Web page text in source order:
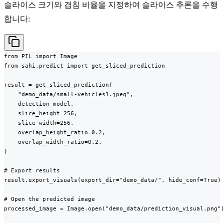
슬라이스 크기와 겹침 비율을 지정하여 슬라이스 추론을 수행
합니다:
from PIL import Image
from sahi.predict import get_sliced_prediction
result = get_sliced_prediction(
    "demo_data/small-vehicles1.jpeg",
    detection_model,
    slice_height=256,
    slice_width=256,
    overlap_height_ratio=0.2,
    overlap_width_ratio=0.2,
)
# Export results
result.export_visuals(export_dir="demo_data/", hide_conf=True)
# Open the predicted image
processed_image = Image.open("demo_data/prediction_visual.png")